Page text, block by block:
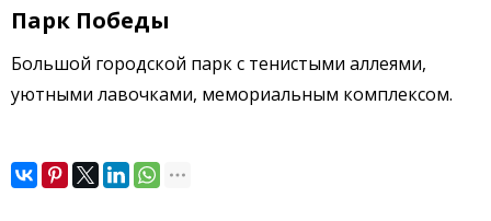
Парк Победы
Большой городской парк с тенистыми аллеями,
уютными лавочками, мемориальным комплексом.